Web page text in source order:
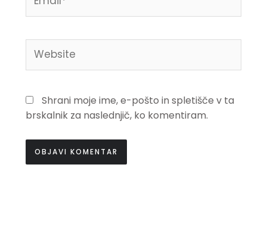
Shrani moje ime, e-pošto in spletišče v ta
brskalnik za naslednjič, ko komentiram.